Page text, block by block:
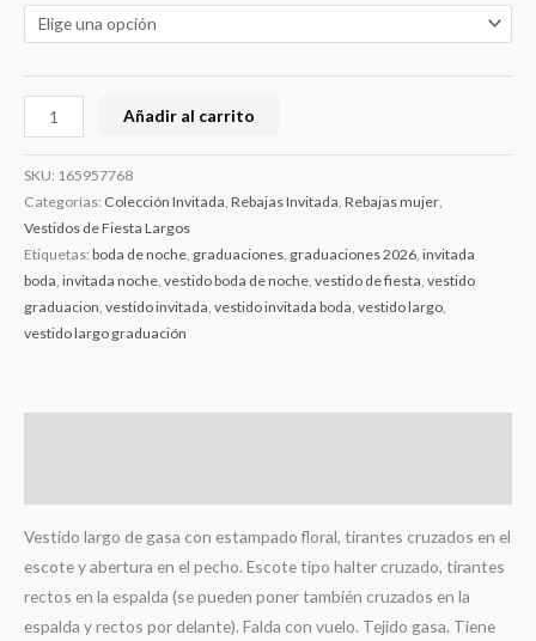
Añadir al carrito
SKU: 165957768
Categorías: Colección Invitada Rebajas Invitada Rebajas mujer
Vestidos de Fiesta Largos
Etiquetas: boda de noche graduaciones graduaciones 2026 invitada
boda invitada noche vestido boda de noche vestido de fiesta vestido
graduacion vestido invitada vestido invitada boda vestido largo
vestido largo graduación
Vestido largo de gasa con estampado floral, tirantes cruzados en el
escote y abertura en el pecho. Escote tipo halter cruzado, tirantes
rectos en la espalda (se pueden poner también cruzados en la
espalda y rectos por delante). Falda con vuelo. Tejido gasa. Tiene